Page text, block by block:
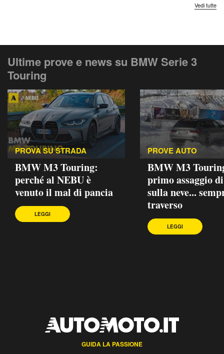
Vedi tutte
Ultime prove e news su BMW Serie 3
Touring
PROVA SU STRADA
BMW M3 Touring:
perché al NEBU è
venuto il mal di pancia
LEGGI
PROVE AUTO
BMW M3
primo assaggio
sulla neve...
traverso
LEGGI
GUIDA LA PASSIONE